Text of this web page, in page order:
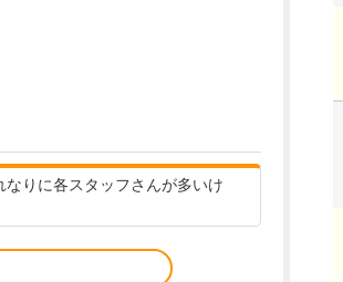
りに各スタッフさんが多いけ